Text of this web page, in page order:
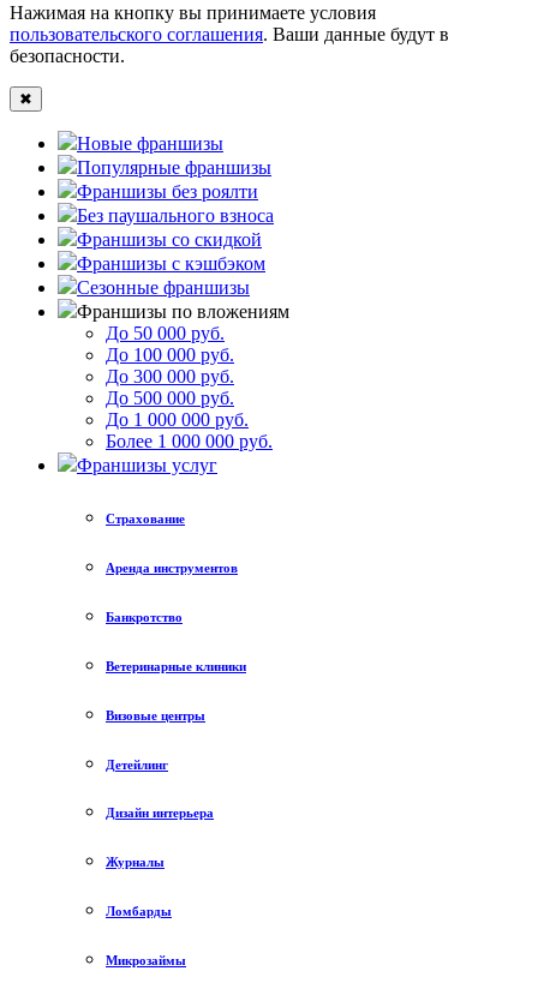
Нажимая на кнопку вы принимаете условия
пользовательского соглашения. Ваши данные будут в
безопасности.
✖
Новые франшизы
Популярные франшизы
Франшизы без роялти
Без паушального взноса
Франшизы со скидкой
Франшизы с кэшбэком
Сезонные франшизы
Франшизы по вложениям
До 50 000 руб.
До 100 000 руб.
До 300 000 руб.
До 500 000 руб.
До 1 000 000 руб.
Более 1 000 000 руб.
Франшизы услуг
Страхование
Аренда инструментов
Банкротство
Ветеринарные клиники
Визовые центры
Детейлинг
Дизайн интерьера
Журналы
Ломбарды
Микрозаймы